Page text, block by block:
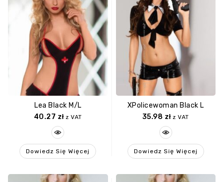
Lea Black M/L
40.27 zł z VAT
Dowiedz Się Więcej
XPolicewoman Black L
35.98 zł z VAT
Dowiedz Się Więcej